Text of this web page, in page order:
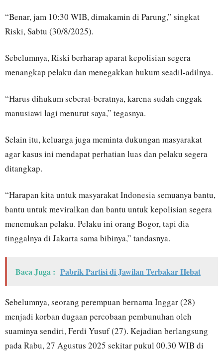
“Benar, jam 10:30 WIB, dimakamin di Parung,” singkat
Riski, Sabtu (30/8/2025).
Sebelumnya, Riski berharap aparat kepolisian segera
menangkap pelaku dan menegakkan hukum seadil-adilnya.
“Harus dihukum seberat-beratnya, karena sudah enggak
manusiawi lagi menurut saya,” tegasnya.
Selain itu, keluarga juga meminta dukungan masyarakat
agar kasus ini mendapat perhatian luas dan pelaku segera
ditangkap.
“Harapan kita untuk masyarakat Indonesia semuanya bantu,
bantu untuk meviralkan dan bantu untuk kepolisian segera
menemukan pelaku. Pelaku ini orang Bogor, tapi dia
tinggalnya di Jakarta sama bibinya,” tandasnya.
Baca Juga : Pabrik Partisi di Jawilan Terbakar Hebat
Sebelumnya, seorang perempuan bernama Inggar (28)
menjadi korban dugaan percobaan pembunuhan oleh
suaminya sendiri, Ferdi Yusuf (27). Kejadian berlangsung
pada Rabu, 27 Agustus 2025 sekitar pukul 00.30 WIB di